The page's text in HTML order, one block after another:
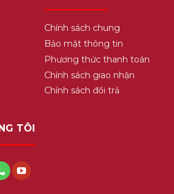
Chính sách chung
Bảo mật thông tin
Phương thức thanh toán
Chính sách giao nhận
Chính sách đổi trả
TÔI